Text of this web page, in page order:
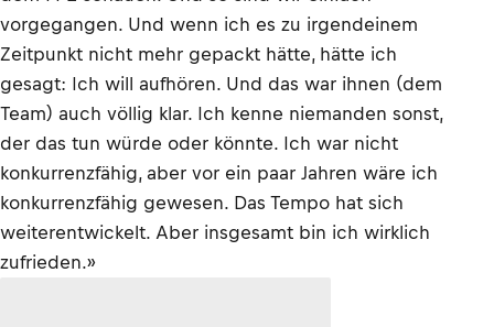
vorgegangen. Und wenn ich es zu irgendeinem
Zeitpunkt nicht mehr gepackt hätte, hätte ich
gesagt: Ich will aufhören. Und das war ihnen (dem
Team) auch völlig klar. Ich kenne niemanden sonst,
der das tun würde oder könnte. Ich war nicht
konkurrenzfähig, aber vor ein paar Jahren wäre ich
konkurrenzfähig gewesen. Das Tempo hat sich
weiterentwickelt. Aber insgesamt bin ich wirklich
zufrieden.»